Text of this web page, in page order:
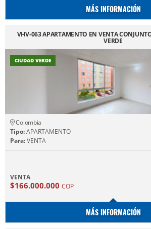
MÁS INFORMACIÓN
VHV-063 APARTAMENTO EN VENTA
VERDE
CIUDAD VERDE
Colombia
Tipo:APARTAMENTO
Para:VENTA
VENTA
$166.000.000 COP
MÁS INFORMACIÓN